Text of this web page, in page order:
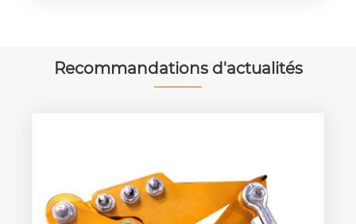
Recommandations d'actualités